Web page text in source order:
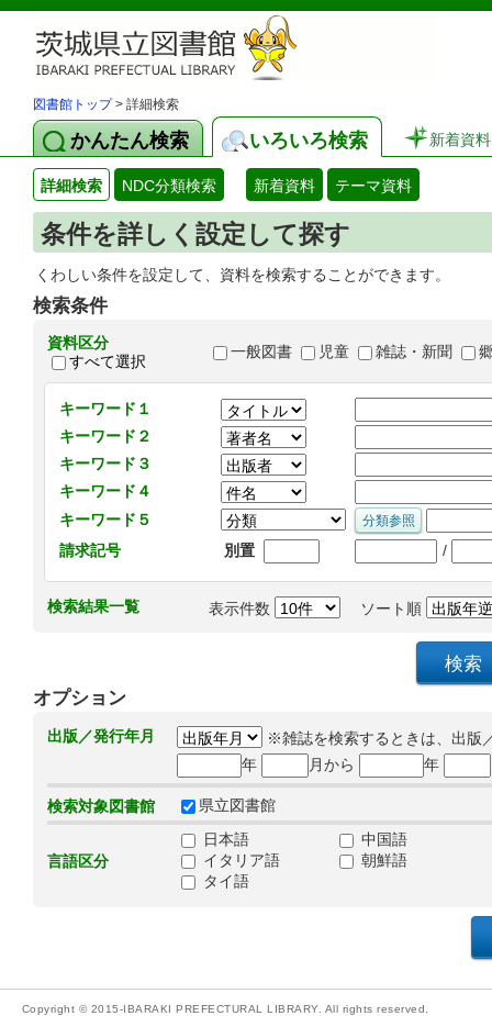
図書館トップ> 詳細検索
かんたん検索 いろいろ検索 新着資料
詳細検索 NDC分類検索 新着資料 テーマ資料
条件を詳しく設定して探す
くわしい条件を設定して、資料を検索することができます。
検索条件
資料区分
すべて選択
一般図書 児童 雑誌・新聞
キーワード１
キーワード２
キーワード３
キーワード４
キーワード５
請求記号
別置 /
検索結果一覧 表示件数 ソート順
オプション
出版／発行年月
※雑誌を検索するときは、出版
年
月から 年
検索対象図書館 県立図書館
言語区分
日本語
中国語
イタリア語
朝鮮語
タイ語
Copyright © 2015-IBARAKI PREFECTURAL LIBRARY. All rights reserved.